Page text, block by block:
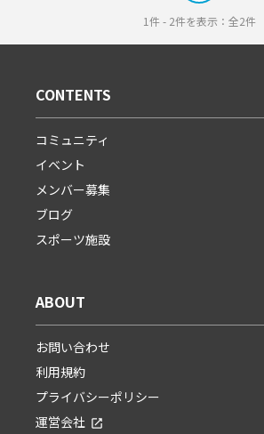
1件 - 2件を表示：全2件
CONTENTS
コミュニティ
イベント
メンバー募集
ブログ
スポーツ施設
ABOUT
お問い合わせ
利用規約
プライバシーポリシー
運営会社